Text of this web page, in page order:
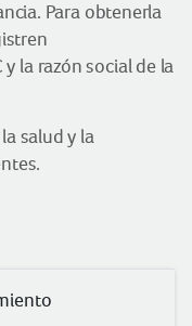
Para obtenerla
la razón social de la
salud y la